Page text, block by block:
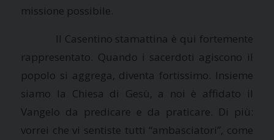
missione possibile.
Il Casentino stamattina è qui fortemente
rappresentato. Quando i sacerdoti agiscono il
popolo si aggrega, diventa fortissimo. Insieme
siamo la Chiesa di Gesù, a noi è affidato il
Vangelo da predicare e da praticare. Di più:
vorrei che vi sentiste tutti “ambasciatori”, come